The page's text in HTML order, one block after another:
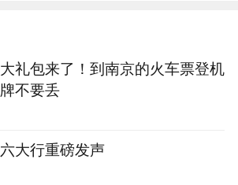
大礼包来了！到南京的火车票登机
牌不要丢
六大行重磅发声